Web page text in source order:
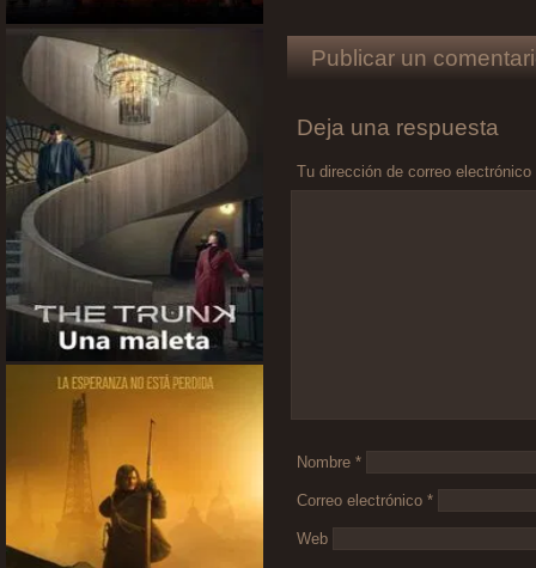
Publicar un
Deja una respuesta
Tu dirección de correo
Nombre *
Correo electrónico *
Web